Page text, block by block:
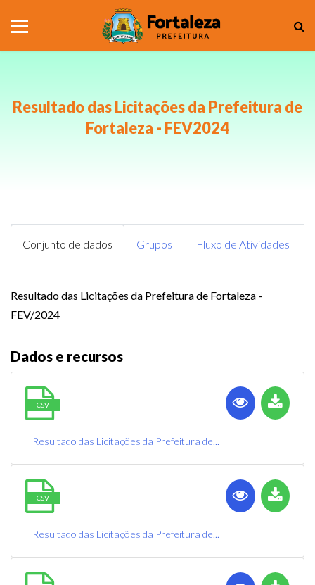
Resultado das Licitações da Prefeitura de
Fortaleza - FEV2024
Conjunto de dados Grupos Fluxo de Atividades
Resultado das Licitações da Prefeitura de Fortaleza -
FEV/2024
Dados e recursos
CSV
Resultado das Licitações da Prefeitura de...
CSV
Resultado das Licitações da Prefeitura de...